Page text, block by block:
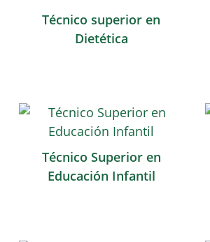
Técnico superior en
Dietética
Técnico Superior en
Educación Infantil